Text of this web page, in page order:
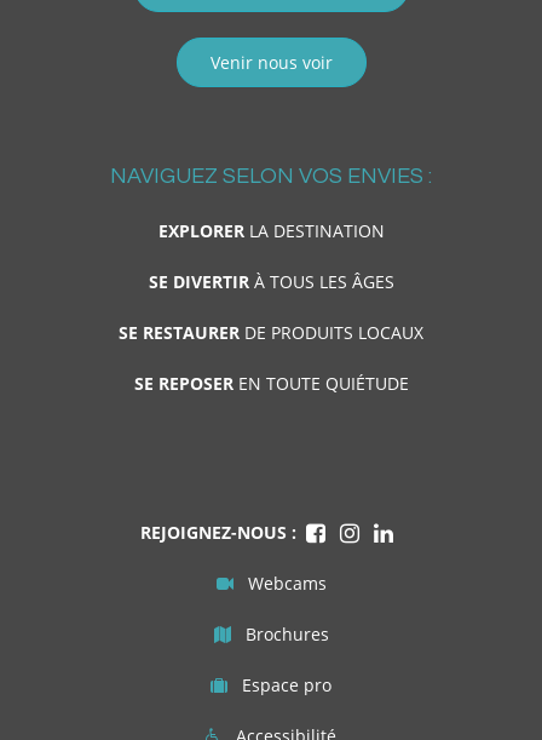
Venir nous voir
NAVIGUEZ SELON VOS ENVIES :
EXPLORERLA DESTINATION
SE DIVERTIRÀ TOUS LES ÂGES
SE RESTAURER DE PRODUITS LOCAUX
SE REPOSEREN TOUTE QUIÉTUDE
REJOIGNEZ-NOUS :
Webcams
Brochures
Espace pro